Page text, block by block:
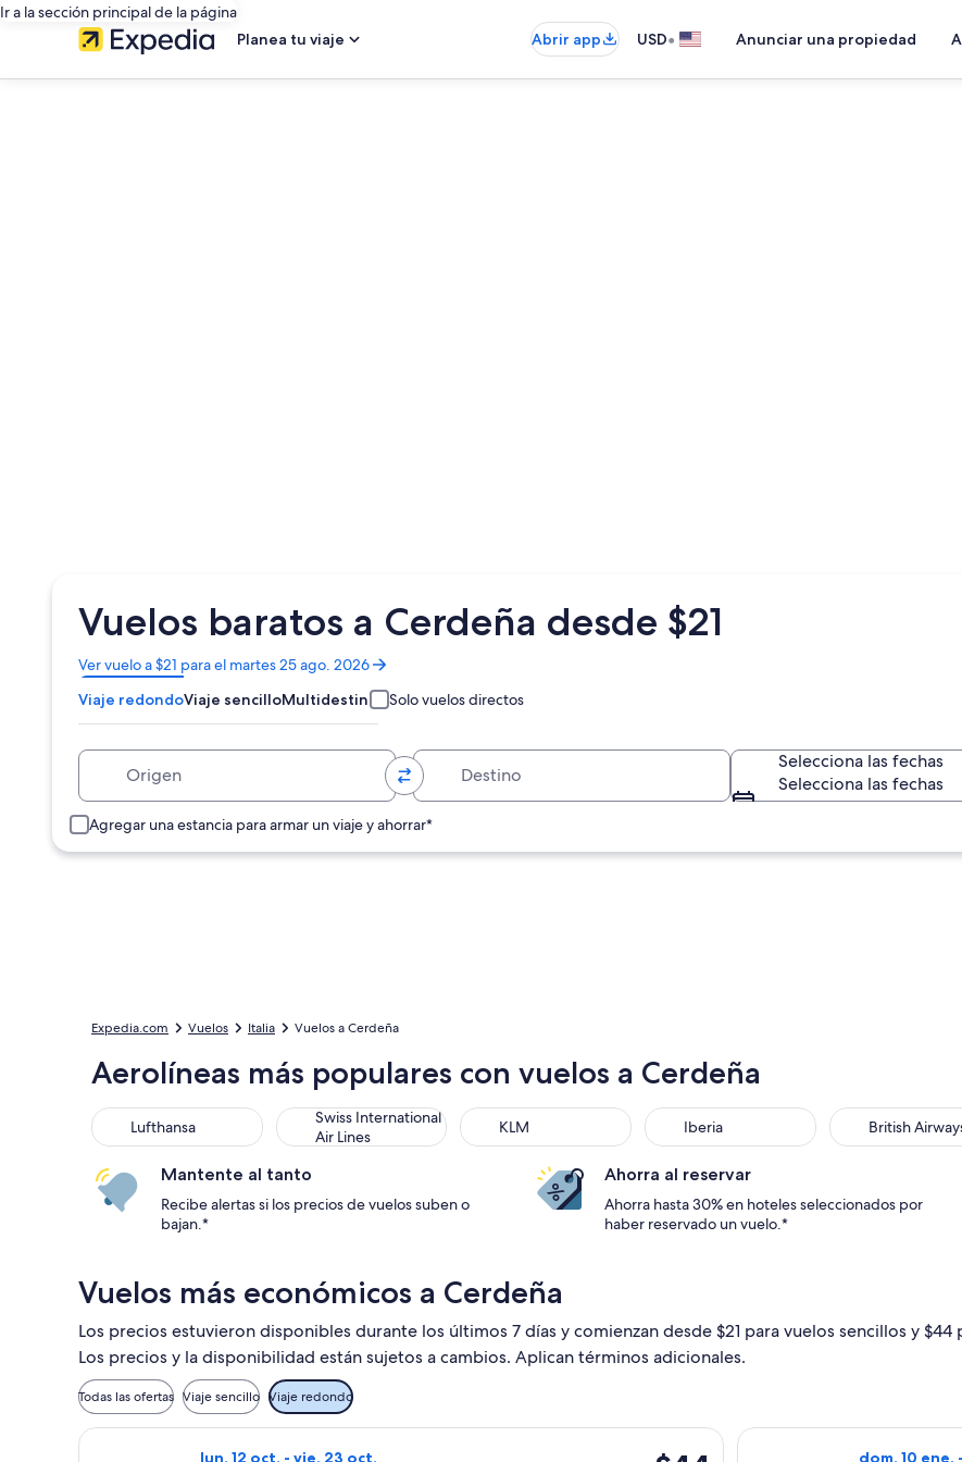
Ir a la sección principal de la página
Planea tu viaje
Abrir app USD• Anunciar una propiedad
Vuelos baratos a Cerdeña desde $21
Ver vuelo a $21 para el martes 25 ago. 2026
Se
abrirá
en
una
ventana
Viaje redondoViaje sencilloMultidestino Solo vuelos directos
Selecciona las fechas
Selecciona las fechas
Agregar una estancia para armar un viaje y ahorrar*
Expedia.com Vuelos Italia Vuelos a Cerdeña
Aerolíneas más populares con vuelos a Cerdeña
Lufthansa
Swiss International
Air Lines
KLM Iberia British
Mantente al tanto
Recibe alertas si los precios de vuelos suben o
bajan.*
Ahorra al reservar
Ahorra hasta 30% en hoteles seleccionados por
haber reservado un vuelo.*
Vuelos más económicos a Cerdeña
Los precios estuvieron disponibles durante los últimos 7 días y comienzan desde $21 para vuelos sencillos y
Los precios y la disponibilidad están sujetos a cambios. Aplican términos adicionales.
Todas las ofertas Viaje sencillo Viaje redondo
lun, 12 oct. - vie, 23 oct.
Seleccionar vuelo de Ryanair, con salida el lun, 12 oct. desde Milán hacia Cagliari, con regreso el
dom, 10 ene.
Seleccionar